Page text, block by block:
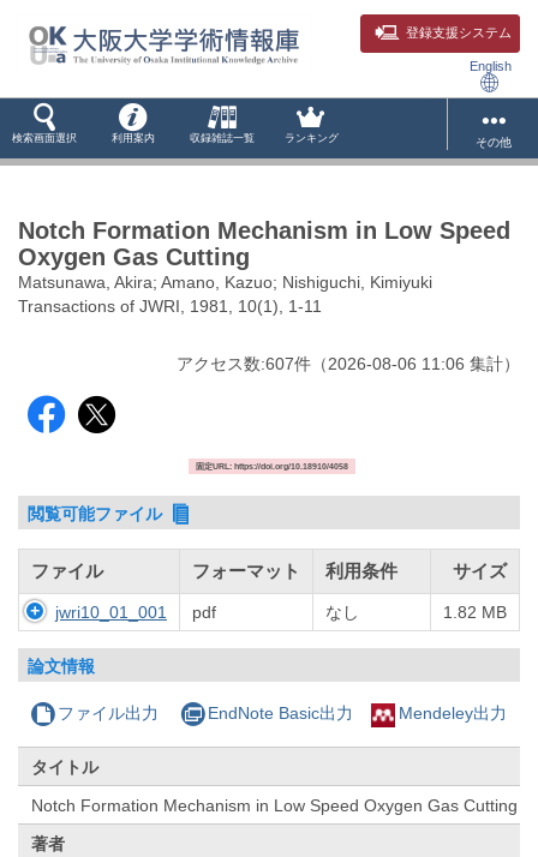
登録支援システム
English
検索画面選択 利用案内 収録雑誌一覧 ランキング その他
Notch Formation Mechanism in Low Speed
Oxygen Gas Cutting
Matsunawa, Akira; Amano, Kazuo; Nishiguchi, Kimiyuki
Transactions of JWRI, 1981, 10(1), 1-11
アクセス数:607件 （2026-08-06 11:06 集計）
固定URL: https://doi.org/10.18910/4058
閲覧可能ファイル
ファイル フォーマット 利用条件 サイズ
jwri10_01_001 pdf なし 1.82 MB
論文情報
ファイル出力 EndNote Basic出力 Mendeley出力
タイトル
Notch Formation Mechanism in Low Speed Oxygen Gas Cutting
著者